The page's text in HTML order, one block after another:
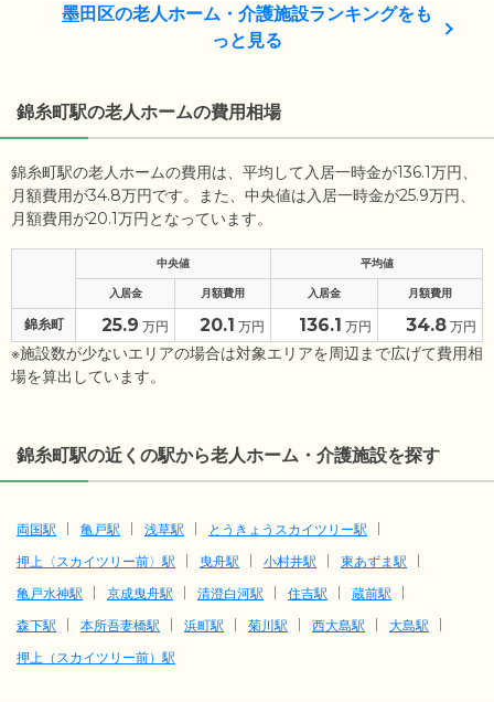
墨田区の老人ホーム・介護施設ランキングをも
っと見る
錦糸町駅の老人ホームの費用相場
錦糸町駅の老人ホームの費用は、平均して入居一時金が136.1万円、
月額費用が34.8万円です。また、中央値は入居一時金が25.9万円、
月額費用が20.1万円となっています。
中央値 平均値
入居金 月額費用 入居金 月額費用
錦糸町 25.9 万円 20.1 万円 136.1 万円 34.8 万円
※施設数が少ないエリアの場合は対象エリアを周辺まで広げて費用相
場を算出しています。
錦糸町駅の近くの駅から老人ホーム・介護施設を探す
両国駅 亀戸駅 浅草駅
とうきょうスカイツリー駅
押上〈スカイツリー前〉駅
曳舟駅 小村井駅
東あずま駅
亀戸水神駅
京成曳舟駅 清澄白河駅 住吉駅
蔵前駅
森下駅
本所吾妻橋駅 浜町駅 菊川駅 西大島駅
大島駅
押上（スカイツリー前）駅